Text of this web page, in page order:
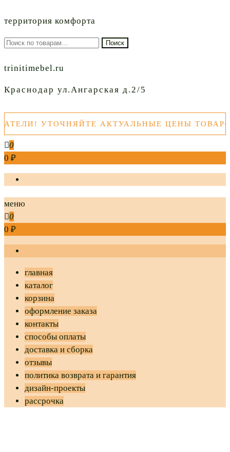
территория комфорта
Искать: Поиск
trinitimebel.ru
Краснодар ул.Ангарская д.2/5
АКТУАЛЬНЫЕ ЦЕНЫ ТОВАРОВ
0
0 ₽
меню
0
0 ₽
главная
каталог
корзина
оформление заказа
контакты
способы оплаты
доставка и сборка
отзывы
политика возврата и гарантия
дизайн-проекты
рассрочка